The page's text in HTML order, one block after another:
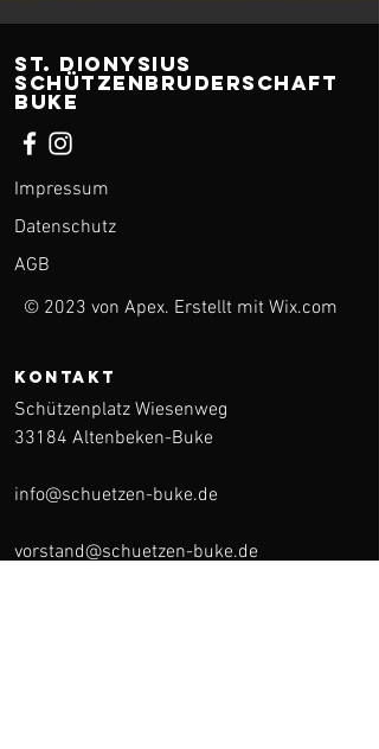
ST. Dionysius
Schützenbruderschaft
Buke
Impressum
Datenschutz
AGB
© 2023 von Apex. Erstellt mit Wix.com
KONTAKT
Schützenplatz Wiesenweg
33184 Altenbeken-Buke
info@schuetzen-buke.de
vorstand@schuetzen-buke.de